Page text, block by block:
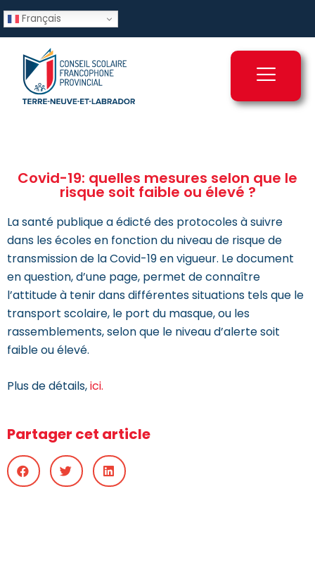
Français
Covid-19: quelles mesures selon que le
risque soit faible ou élevé ?
La santé publique a édicté des protocoles à suivre
dans les écoles en fonction du niveau de risque de
transmission de la Covid-19 en vigueur. Le document
en question, d’une page, permet de connaître
l’attitude à tenir dans différentes situations tels que le
transport scolaire, le port du masque, ou les
rassemblements, selon que le niveau d’alerte soit
faible ou élevé.
Plus de détails,ici.
Partager cet article